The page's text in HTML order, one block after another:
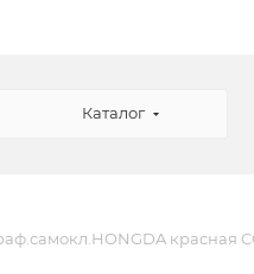
Каталог
красная